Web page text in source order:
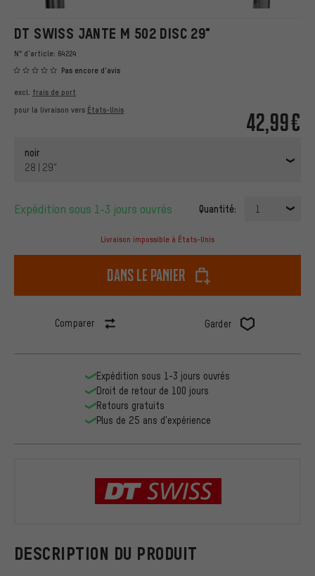
DT SWISS JANTE M 502 DISC 29"
N° d'article: 64224
Pas encore d'avis
42,99€
excl. frais de port
pour la livraison vers États-Unis
noir
28 | 29"
Expédition sous 1-3 jours ouvrés Quantité: 1
Livraison impossible à États-Unis
dans le panier
Comparer Garder
DESCRIPTION DU PRODUIT
Expédition sous 1-3 jours ouvrés
Droit de retour de 100 jours
Retours gratuits
Plus de 25 ans d'expérience
DT Swiss